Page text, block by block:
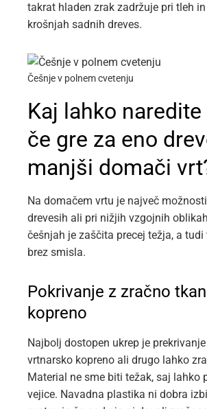
takrat hladen zrak zadržuje pri tleh
krošnjah sadnih dreves.
Češnje v polnem cvetenju
Kaj lahko naredite
če gre za eno
manjši domači
Na domačem vrtu je največ
drevesih ali pri nižjih vzgojnih
češnjah je zaščita precej težja, a
brez smisla.
Pokrivanje z zračno
kopreno
Najbolj dostopen ukrep je
vrtnarsko kopreno ali drugo lahko
Material ne sme biti težak, saj lahko
vejice. Navadna plastika ni dobra